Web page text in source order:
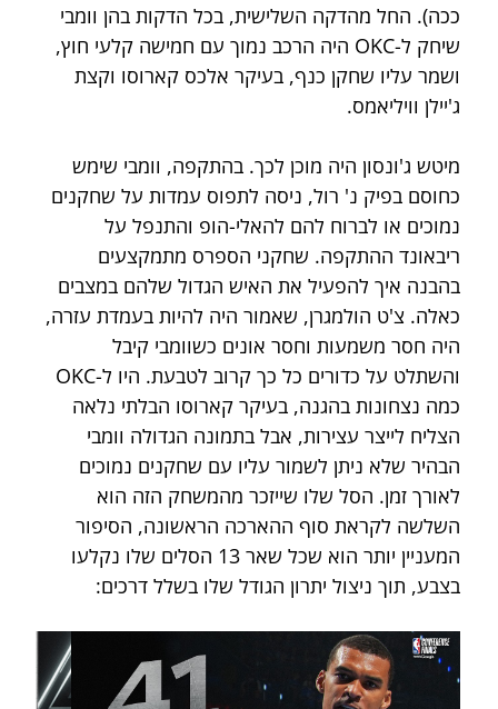
ככה). החל מהדקה השלישית, בכל הדקות בהן וומבי
שיחק ל-OKC היה הרכב נמוך עם חמישה קלעי חוץ,
ושמר עליו שחקן כנף, בעיקר אלכס קארוסו וקצת
ג'יילן וויליאמס.
מיטש ג'ונסון היה מוכן לכך. בהתקפה, וומבי שימש
כחוסם בפיק נ' רול, ניסה לתפוס עמדות על שחקנים
נמוכים או לברוח להם להאלי-הופ והתנפל על
ריבאונד ההתקפה. שחקני הספרס מתמקצעים
בהבנה איך להפעיל את האיש הגדול שלהם במצבים
כאלה. צ'ט הולמגרן, שאמור היה להיות בעמדת עזרה,
היה חסר משמעות וחסר אונים כשוומבי קיבל
כמה נצחונות בהגנה, בעיקר קארוסו הבלתי נלאה
הצליח לייצר עצירות, אבל בתמונה הגדולה וומבי
הבהיר שלא ניתן לשמור עליו עם שחקנים נמוכים
לאורך זמן. הסל שלו שייזכר מהמשחק הזה הוא
השלשה לקראת סוף ההארכה הראשונה, הסיפור
המעניין יותר הוא שכל שאר 13 הסלים שלו נקלעו
בצבע, תוך ניצול יתרון הגודל שלו בשלל דרכים: